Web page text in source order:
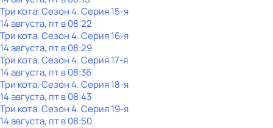
Три кота. Сезон 4. Серия 15-я
14 августа, пт в 08:22
Три кота. Сезон 4. Серия 16-я
14 августа, пт в 08:29
Три кота. Сезон 4. Серия 17-я
14 августа, пт в 08:36
Три кота. Сезон 4. Серия 18-я
14 августа, пт в 08:43
Три кота. Сезон 4. Серия 19-я
14 августа, пт в 08:50